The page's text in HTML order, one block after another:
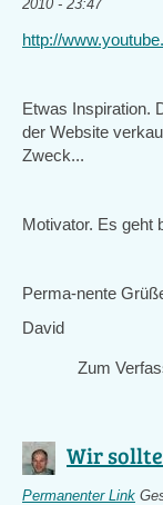
2010 - 23:47
http://
Etwas Inspiration.
der Website
Zweck...
Motivator. Es geht
Perma-nente
David
Zum
Wir
Permanenter Link